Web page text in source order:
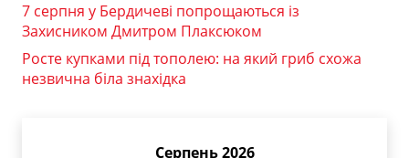
7 серпня у Бердичеві попрощаються із
Захисником Дмитром Плаксюком
Росте купками під тополею: на який гриб схожа
незвична біла знахідка
Серпень 2026